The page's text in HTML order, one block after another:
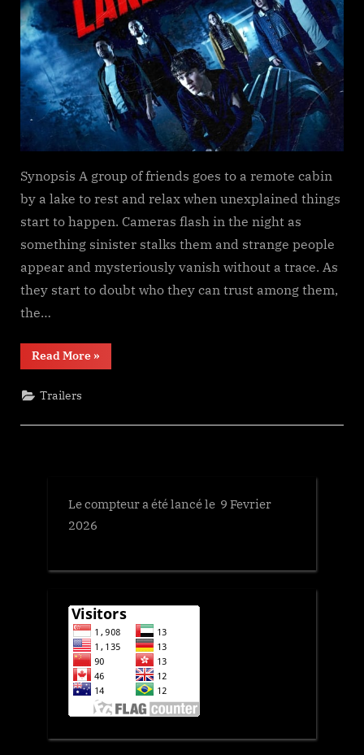
Synopsis A group of friends goes to a remote cabin
by a lake to rest and relax when unexplained things
start to happen. Cameras flash in the night as
something sinister stalks them and strange people
appear and mysteriously vanish without a trace. As
they start to doubt who they can trust among them,
the…
Read More“The
Legend
»
Trailers
Le compteur a été lancé le 9 Fevrier
2026